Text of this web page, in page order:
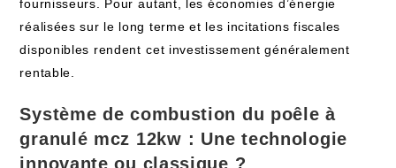
fournisseurs. Pour⁤ autant, les économies d’énergie⁤
réalisées sur le‍ long terme et les incitations fiscales
disponibles rendent ⁣cet investissement généralement
rentable.
Système de combustion du poêle à
granulé mcz 12kw ⁤: Une technologie
innovante ou classique ?